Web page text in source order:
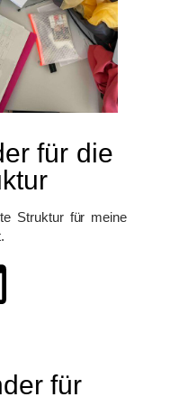
für die
Struktur für meine
für